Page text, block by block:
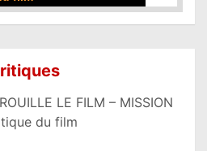
LE FILM – MISSION
du film